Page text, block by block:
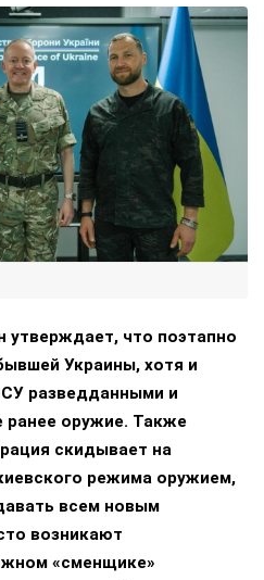
что поэтапно
Украины, хотя и
разведданными и
ранее оружие. Также
скидывает на
режима оружием,
всем новым
возникают
«сменщике»